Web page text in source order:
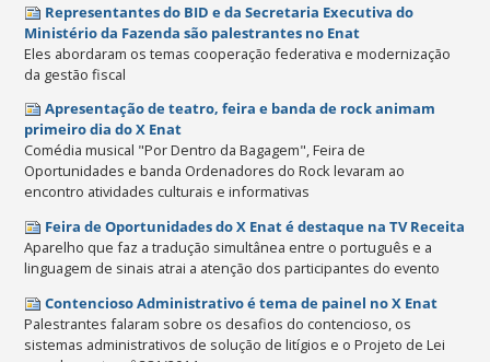
Representantes do BID e da Secretaria Executiva do
Ministério da Fazenda são palestrantes no Enat
Eles abordaram os temas cooperação federativa e modernização
da gestão fiscal
Apresentação de teatro, feira e banda de rock animam
primeiro dia do X Enat
Comédia musical "Por Dentro da Bagagem", Feira de
Oportunidades e banda Ordenadores do Rock levaram ao
encontro atividades culturais e informativas
Feira de Oportunidades do X Enat é destaque na TV Receita
Aparelho que faz a tradução simultânea entre o português e a
linguagem de sinais atrai a atenção dos participantes do evento
Contencioso Administrativo é tema de painel no X Enat
Palestrantes falaram sobre os desafios do contencioso, os
sistemas administrativos de solução de litígios e o Projeto de Lei